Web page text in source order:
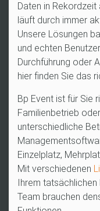
Daten in
läuft durch immer
Unsere Lösungen
und echten
Durchführung oder
hier finden Sie das
Bp Event ist für Sie
Familienbetrieb
unterschiedliche
Einzelplatz,
Mit verschiedenen
Ihrem
Team brauchen